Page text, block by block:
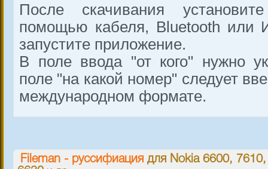
После скачивания
помощью кабеля, Bluetooth или
запустите приложение.
В поле ввода "от кого" нужно
поле "на какой номер" следует
международном формате.
Fileman - руссифиация для Nokia 6600,